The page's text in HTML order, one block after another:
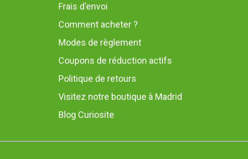
Frais d'envoi
Comment acheter ?
Modes de règlement
Coupons de réduction actifs
Politique de retours
Visitez notre boutique à Madrid
Blog Curiosite